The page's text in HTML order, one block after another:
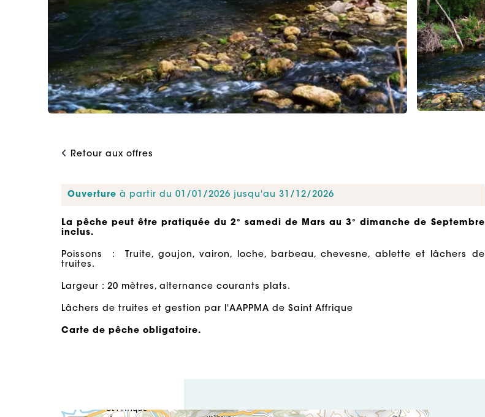
Retour aux offres
Ouverture à partir du 01/01/2026 jusqu'au 31/12/2026
La pêche peut être pratiquée du 2° samedi de Mars au 3° dimanche de Septembre
inclus.
Poissons : Truite, goujon, vairon, loche, barbeau, chevesne, ablette et
lâchers de
truites.
Largeur : 20 mètres, alternance courants plats.
Lâchers de truites et gestion par l'AAPPMA de Saint Affrique
Carte de pêche obligatoire.